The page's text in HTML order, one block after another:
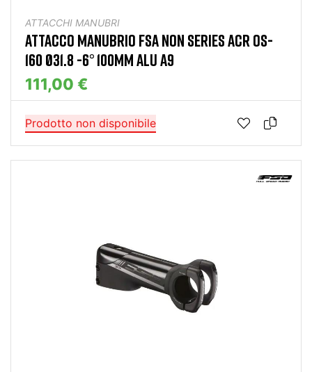
ATTACCHI MANUBRI
ATTACCO MANUBRIO FSA NON SERIES ACR OS-
160 Ø31.8 -6° 100MM ALU A9
111,00 €
Prodotto non disponibile